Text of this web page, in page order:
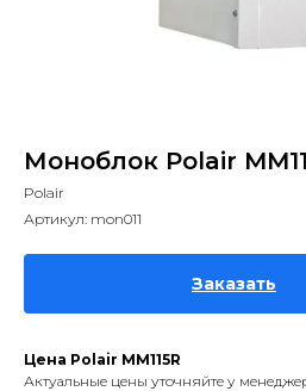
Моноблок Polair
Polair
Артикул: mon011
Заказать
Цена Polair MM115R
Актуальные цены уточняйте у